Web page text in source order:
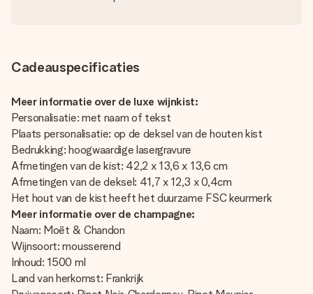
Cadeauspecificaties
Meer informatie over de luxe wijnkist:
Personalisatie: met naam of tekst
Plaats personalisatie: op de deksel van de houten kist
Bedrukking: hoogwaardige lasergravure
Afmetingen van de kist: 42,2 x 13,6 x 13,6 cm
Afmetingen van de deksel: 41,7 x 12,3 x 0,4cm
Het hout van de kist heeft het duurzame FSC keurmerk
Meer informatie over de champagne:
Naam: Moët & Chandon
Wijnsoort: mousserend
Inhoud: 1500 ml
Land van herkomst: Frankrijk